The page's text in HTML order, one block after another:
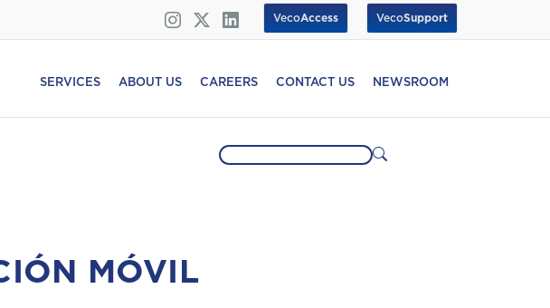
VecoSupport
VecoAccess
SERVICES ABOUT US CAREERS CONTACT US NEWSROOM
MÓVIL